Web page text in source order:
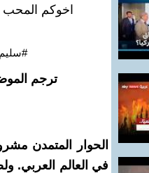
اخوكم
ترجم
الحوار المتمدن
في العالم العربي.